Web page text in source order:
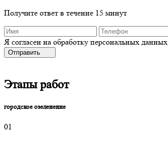
Получите ответ в течение 15 минут
Я согласен на обработку персональных данных
Отправить
Этапы работ
городское озеленение
01